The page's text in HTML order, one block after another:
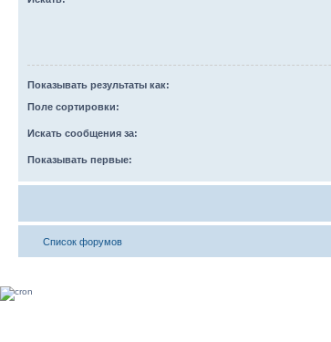
Показывать результаты как:
Поле сортировки:
Искать сообщения за:
Показывать первые:
Список форумов